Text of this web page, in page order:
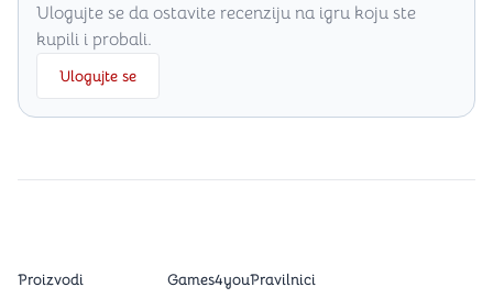
Ulogujte se da ostavite recenziju na igru koju ste
kupili i probali.
Ulogujte se
Proizvodi Games4youPravilnici